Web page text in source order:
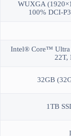
14" WUXGA
100% DCI-
Intel® Core™ Ultra
22T,
1TB